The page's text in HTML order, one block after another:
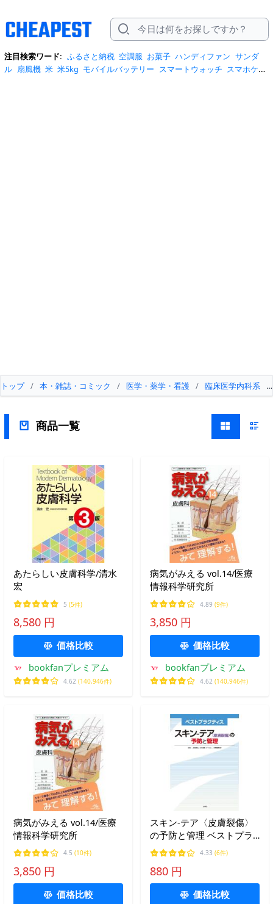
注目検索ワード: ふるさと納税 空調服 お菓子 ハンディファン サンダ
ル 扇風機 米 米5kg モバイルバッテリー スマートウォッチ スマホケー
トップ / 本・雑誌・コミック / 医学・薬学・看護 / 臨床医学内科系 /
商品一覧
あたらしい皮膚科学/清水
宏
5 (5件)
8,580 円
価格比較
bookfanプレミアム
4.62 (140,946件)
病気がみえる vol.14/医療
情報科学研究所
4.89 (9件)
3,850 円
価格比較
bookfanプレミアム
4.62 (140,946件)
病気がみえる vol.14/医療
情報科学研究所
4.5 (10件)
3,850 円
価格比較
スキン-テア〈皮膚裂傷〉
の予防と管理 ベストプラ
クティス/日本創傷・オス
トミー・失禁管理学会
4.33 (6件)
880 円
価格比較